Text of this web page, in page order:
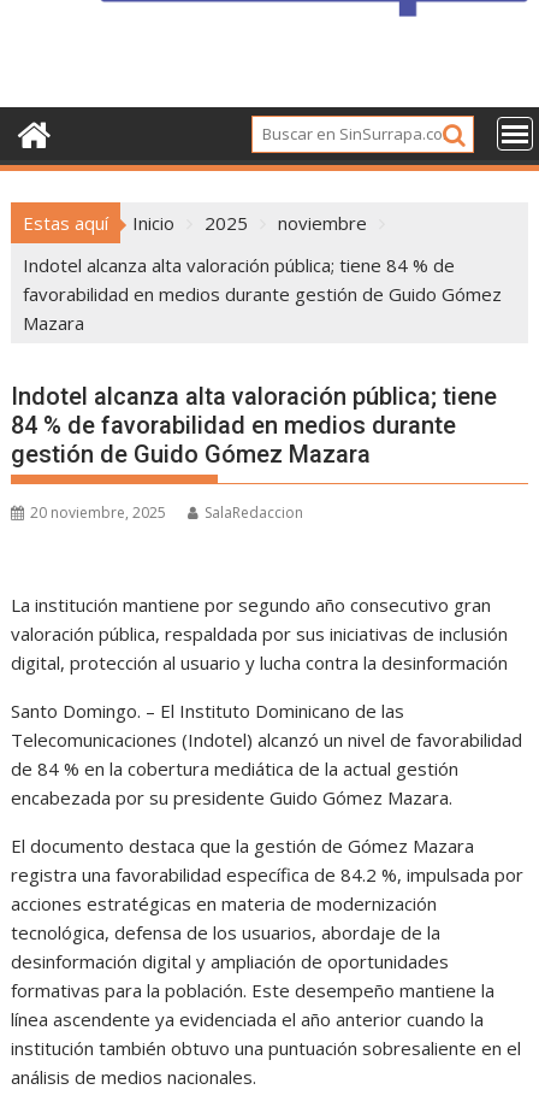
Estas aquí Inicio 2025
noviembre
Indotel alcanza alta valoración pública; tiene 84 % de
favorabilidad en medios durante gestión de Guido Gómez
Mazara
Indotel alcanza alta valoración pública; tiene
84 % de favorabilidad en medios durante
gestión de Guido Gómez Mazara
20 noviembre, 2025 SalaRedaccion
La institución mantiene por segundo año consecutivo gran
valoración pública, respaldada por sus iniciativas de inclusión
digital, protección al usuario y lucha contra la desinformación
Santo Domingo. – El Instituto Dominicano de las
Telecomunicaciones (Indotel) alcanzó un nivel de favorabilidad
de 84 % en la cobertura mediática de la actual gestión
encabezada por su presidente Guido Gómez Mazara.
El documento destaca que la gestión de Gómez Mazara
registra una favorabilidad específica de 84.2 %, impulsada por
acciones estratégicas en materia de modernización
tecnológica, defensa de los usuarios, abordaje de la
desinformación digital y ampliación de oportunidades
formativas para la población. Este desempeño mantiene la
línea ascendente ya evidenciada el año anterior cuando la
institución también obtuvo una puntuación sobresaliente en el
análisis de medios nacionales.